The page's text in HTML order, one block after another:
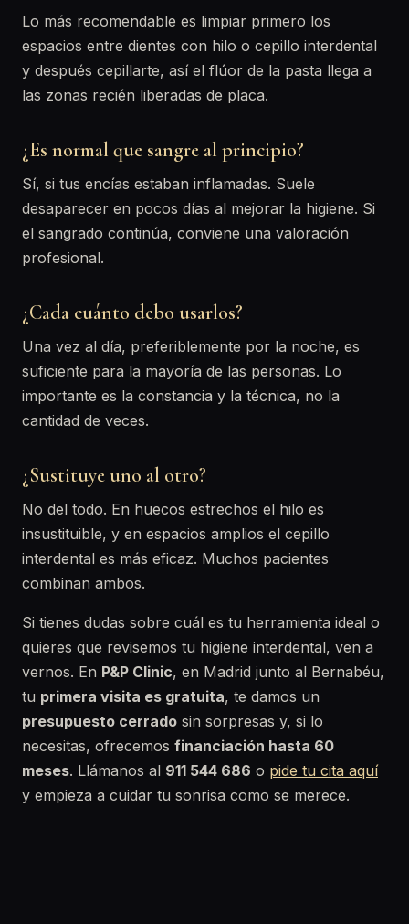
Lo más recomendable es limpiar primero los
espacios entre dientes con hilo o cepillo interdental
y después cepillarte, así el flúor de la pasta llega a
las zonas recién liberadas de placa.
¿Es normal que sangre al principio?
Sí, si tus encías estaban inflamadas. Suele
desaparecer en pocos días al mejorar la higiene. Si
el sangrado continúa, conviene una valoración
profesional.
¿Cada cuánto debo usarlos?
Una vez al día, preferiblemente por la noche, es
suficiente para la mayoría de las personas. Lo
importante es la constancia y la técnica, no la
cantidad de veces.
¿Sustituye uno al otro?
No del todo. En huecos estrechos el hilo es
insustituible, y en espacios amplios el cepillo
interdental es más eficaz. Muchos pacientes
combinan ambos.
Si tienes dudas sobre cuál es tu herramienta ideal o
quieres que revisemos tu higiene interdental, ven a
vernos. En P&P Clinic, en Madrid junto al Bernabéu,
tu primera visita es gratuita, te damos un
presupuesto cerrado sin sorpresas y, si lo
necesitas, ofrecemos financiación hasta 60
meses. Llámanos al 911 544 686 o pide tu cita aquí
y empieza a cuidar tu sonrisa como se merece.